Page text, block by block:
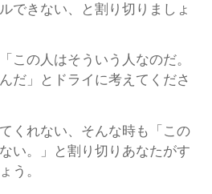
できない、と割り切りましょ
この人はそういう人なのだ。
だ」とドライに考えてくださ
くれない、そんな時も「この
い。」と割り切りあなたがす
う。